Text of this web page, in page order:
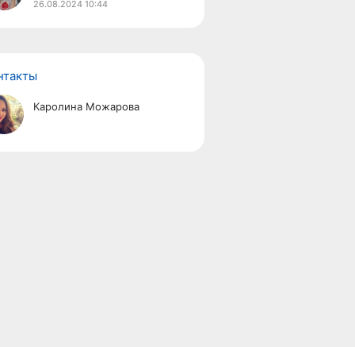
26.08.2024 10:44
Каролина Можарова